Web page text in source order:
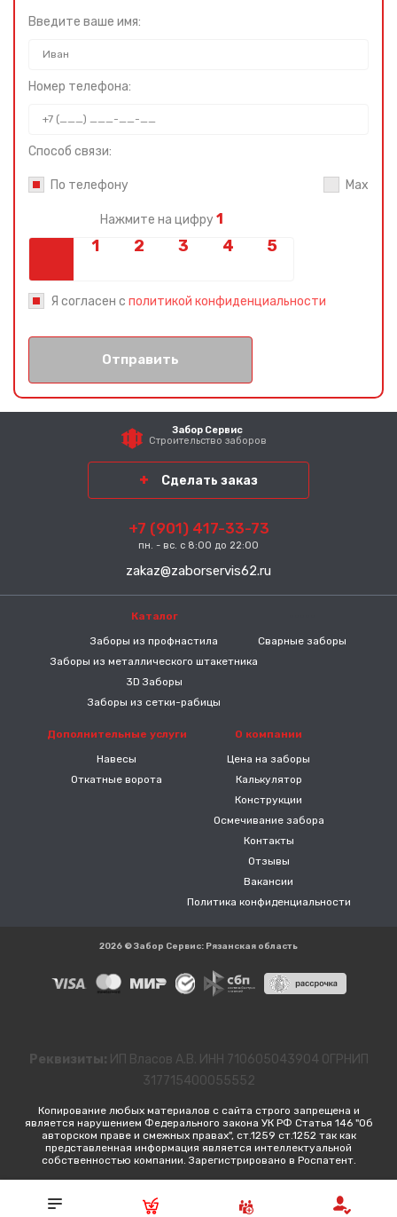
Введите ваше имя:
Номер телефона:
Способ связи:
По телефону Max
Нажмите на цифру 1
Я согласен с политикой конфиденциальности
Отправить
Забор Сервис
Строительство заборов
Сделать заказ
+7 (901) 417-33-73
пн. - вс. с 8:00 до 22:00
zakaz@zaborservis62.ru
Каталог
Заборы из профнастила
Заборы из металлического штакетника
3D Заборы
Заборы из сетки-рабицы
Сварные заборы
Дополнительные услуги
Навесы
Откатные ворота
О компании
Цена на заборы
Калькулятор
Конструкции
Осмечивание забора
Контакты
Отзывы
Вакансии
Политика конфиденциальности
2026 © Забор Сервис: Рязанская область
Реквизиты: ИП Власов А.В. ИНН 710605043904 ОГРНИП
317715400055552
Копирование любых материалов с сайта строго запрещена и
является нарушением Федерального закона УК РФ Статья 146 "Об
авторском праве и смежных правах", ст.1259 ст.1252 так как
представленная информация является интеллектуальной
собственностью компании. Зарегистрировано в Роспатент.